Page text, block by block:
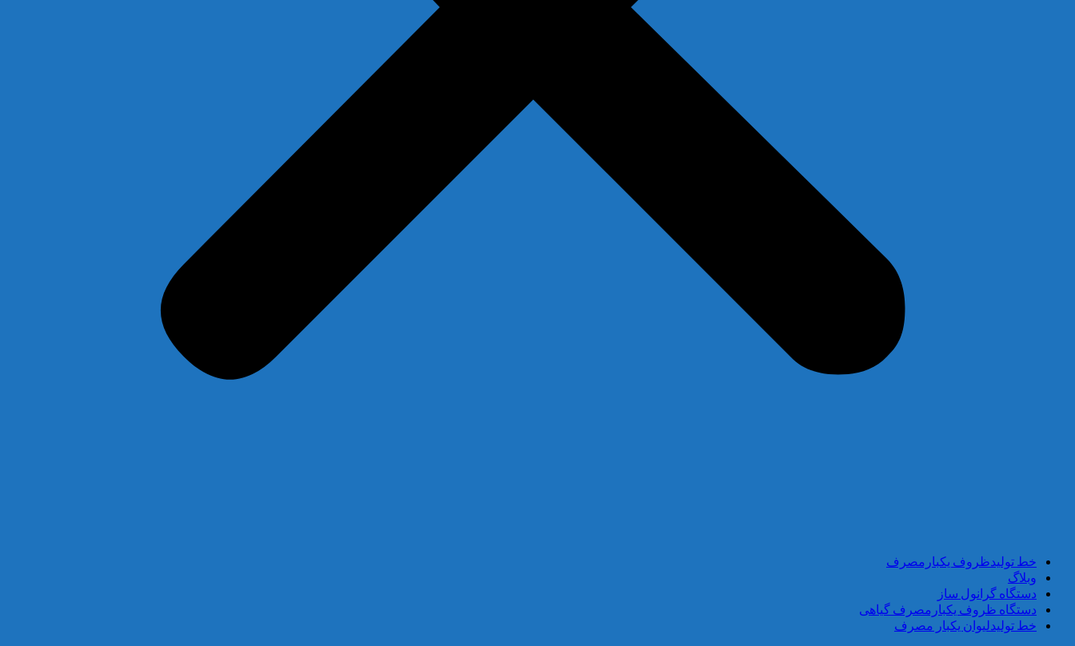
خط تولیدظروف یکبارمصرف
وبلاگ
دستگاه گرانول ساز
دستگاه ظروف یکبارمصرف گیاهی
خط تولیدلیوان یکبار مصرف